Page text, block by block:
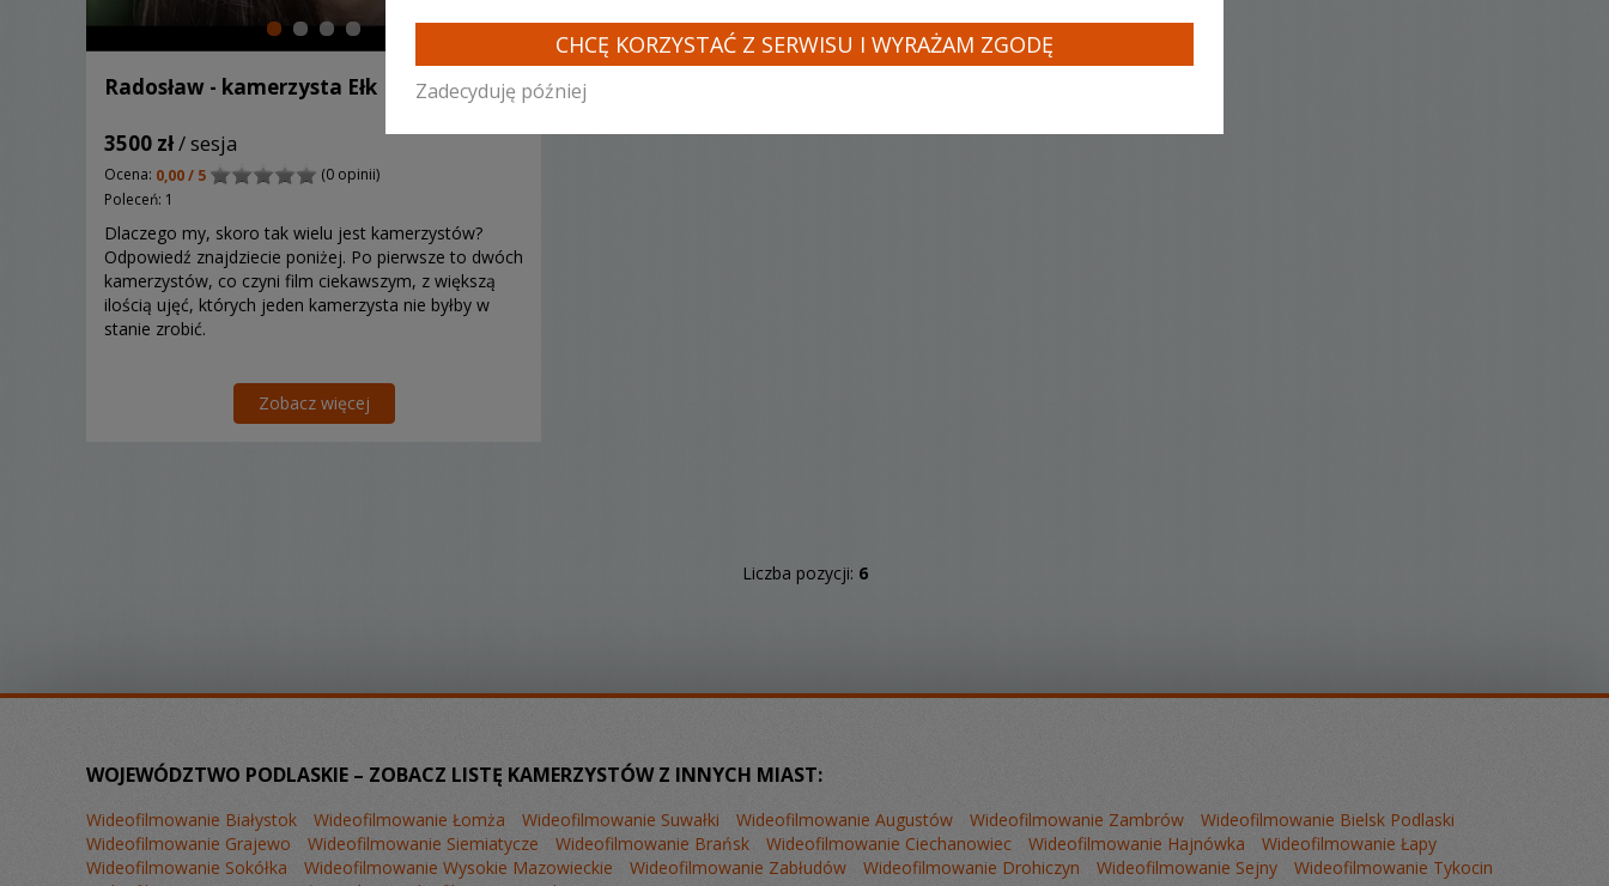
Radosław - kamerzysta Ełk
3500 zł/ sesja
Ocena: 0,00 / 5
(0 opinii)
Poleceń: 1
Dlaczego my, skoro tak wielu jest kamerzystów?
Odpowiedź znajdziecie poniżej. Po pierwsze to dwóch
kamerzystów, co czyni film ciekawszym, z większą
ilością ujęć, których jeden kamerzysta nie byłby w
stanie zrobić.
Zobacz więcej
Liczba pozycji: 6
WOJEWÓDZTWO PODLASKIE – ZOBACZ LISTĘ KAMERZYSTÓW Z INNYCH MIAST:
Wideofilmowanie Białystok Wideofilmowanie Łomża Wideofilmowanie Suwałki Wideofilmowanie Augustów Wideofilmowanie Zambrów
Wideofilmowanie Bielsk Podlaski
Wideofilmowanie Grajewo
Wideofilmowanie Siemiatycze Wideofilmowanie Brańsk Wideofilmowanie Ciechanowiec Wideofilmowanie Hajnówka
Wideofilmowanie Łapy
Wideofilmowanie Sokółka
Wideofilmowanie Wysokie Mazowieckie Wideofilmowanie Zabłudów Wideofilmowanie Drohiczyn Wideofilmowanie Sejny
Wideofilmowanie Tykocin
CHCĘ KORZYSTAĆ Z SERWISU I WYRAŻAM ZGODĘ
Zadecyduję później